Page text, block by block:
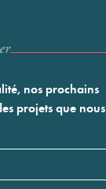
nos prochains
projets que nous